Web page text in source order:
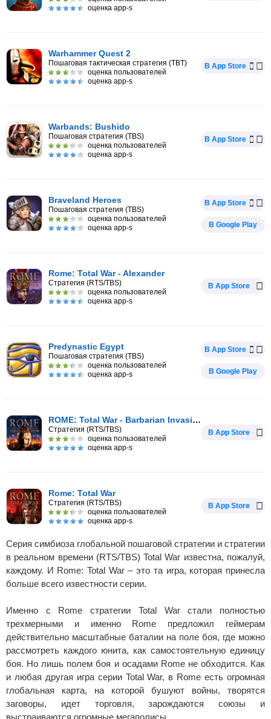
оценка app-s
Warhammer Quest 2
Пошаговая тактическая стратегия (TBT)
оценка пользователей
оценка app-s
В App Store
Warbands: Bushido
Пошаговая стратегия (TBS)
оценка пользователей
оценка app-s
В App Store
Braveland Heroes
Пошаговая стратегия (TBS)
оценка пользователей
оценка app-s
В App Store
В Google Play
Rome: Total War - Alexander
Стратегия (RTS/TBS)
оценка пользователей
оценка app-s
В App Store
Predynastic Egypt
Пошаговая стратегия (TBS)
оценка пользователей
оценка app-s
В App Store
В Google Play
ROME: Total War - Barbarian Invasion
Стратегия (RTS/TBS)
оценка пользователей
оценка app-s
В App Store
Rome: Total War
Стратегия (RTS/TBS)
оценка пользователей
оценка app-s
В App Store
Серия симбиоза глобальной пошаговой стратегии и стратегии
в реальном времени (RTS/TBS) Total War известна, пожалуй,
каждому. И Rome: Total War – это та игра, которая принесла
больше всего известности серии.
Именно с Rome стратегии Total War стали полностью
трехмерными и именно Rome предложил геймерам
действительно масштабные баталии на поле боя, где можно
рассмотреть каждого юнита, как самостоятельную единицу
боя. Но лишь полем боя и осадами Rome не обходится. Как
и любая другая игра серии Total War, в Rome есть огромная
глобальная карта, на которой бушуют войны, творятся
заговоры, идет торговля, зарождаются союзы и
выстраиваются огромные мегаполисы.